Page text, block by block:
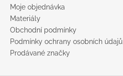
Moje objednávka
Materiály
Obchodní podmínky
Podmínky ochrany osobních údajů
Prodávané značky